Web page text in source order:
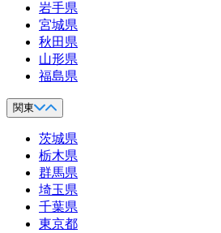
岩手県
宮城県
秋田県
山形県
福島県
関東
茨城県
栃木県
群馬県
埼玉県
千葉県
東京都